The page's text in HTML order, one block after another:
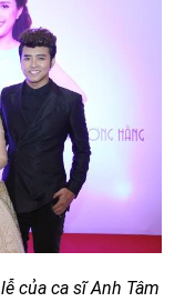
của ca sĩ Anh Tâm